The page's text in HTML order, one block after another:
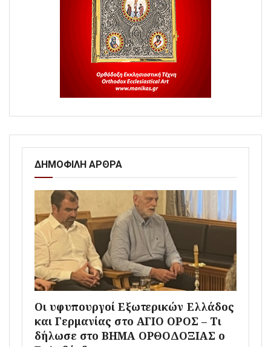
ΔΗΜΟΦΙΛΗ ΑΡΘΡΑ
Οι υφυπουργοί Εξωτερικών Ελλάδος
και Γερμανίας στο ΑΓΙΟ ΟΡΟΣ – Τι
δήλωσε στο ΒΗΜΑ ΟΡΘΟΔΟΞΙΑΣ ο